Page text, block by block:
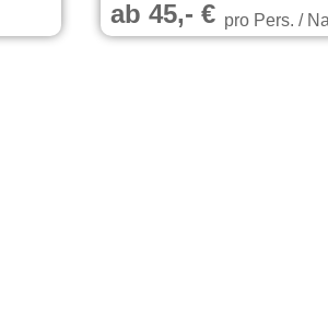
ab 45,- €pro Pers. /